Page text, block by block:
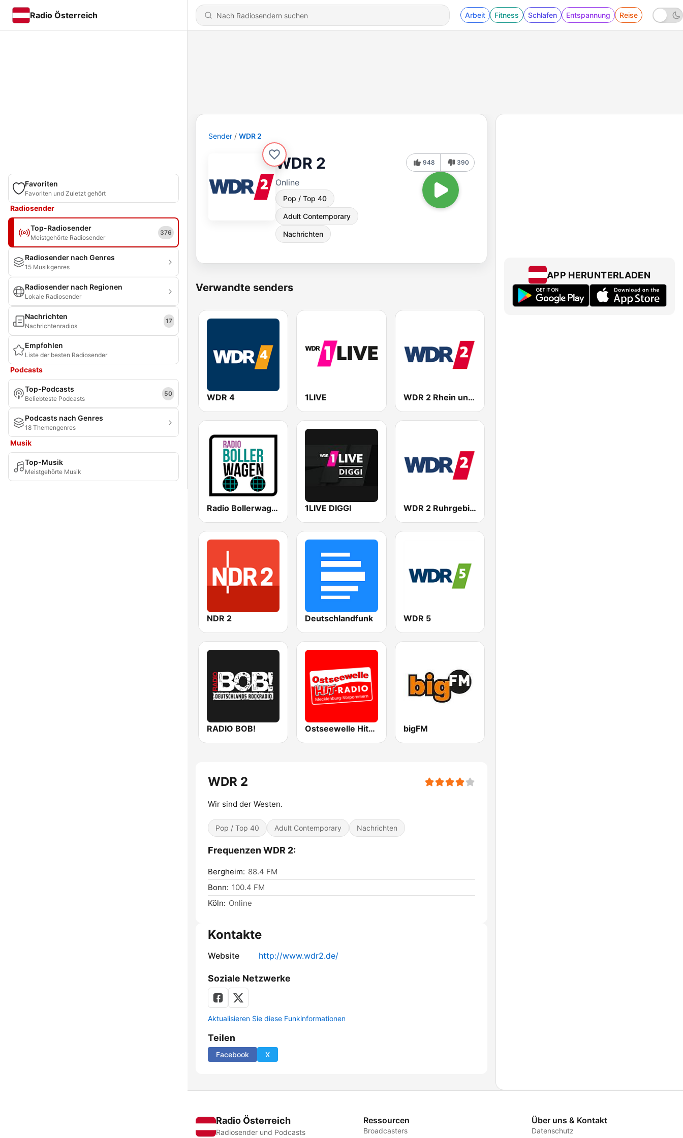
Radio Österreich Arbeit Fitness Schlafen Entspannung Reise
Favoriten
Favoriten und Zuletzt gehört
Radiosender
Top-Radiosender
Meistgehörte Radiosender
376
Radiosender nach Genres
15 Musikgenres
Radiosender nach Regionen
Lokale Radiosender
Nachrichten
Nachrichtenradios
17
Empfohlen
Liste der besten Radiosender
Podcasts
Top-Podcasts
Beliebteste Podcasts
50
Podcasts nach Genres
18 Themengenres
Musik
Top-Musik
Meistgehörte Musik
Sender WDR 2
WDR 2
Online
Pop / Top 40
Adult Contemporary
Nachrichten
948 390
Verwandte senders
WDR 4 1LIVE WDR 2 Rhein und Ruhr
Radio Bollerwagen 1LIVE DIGGI WDR 2 Ruhrgebiet
NDR 2 Deutschlandfunk WDR 5
RADIO BOB! Ostseewelle Hit-Radio 105.6 bigFM
WDR 2
Wir sind der Westen.
Pop / Top 40 Adult Contemporary Nachrichten
Frequenzen WDR 2:
Bergheim: 88.4 FM
Bonn: 100.4 FM
Köln: Online
Kontakte
Website http://www.wdr2.de/
Soziale Netzwerke
Aktualisieren Sie diese Funkinformationen
Teilen
Facebook X
APP HERUNTERLADEN
Radio Österreich
Radiosender und Podcasts
Ressourcen
Broadcasters
Über uns & Kontakt
Datenschutz